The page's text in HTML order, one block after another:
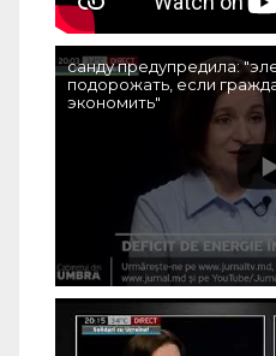
санду предупредила:
подорожать, если
экономить"